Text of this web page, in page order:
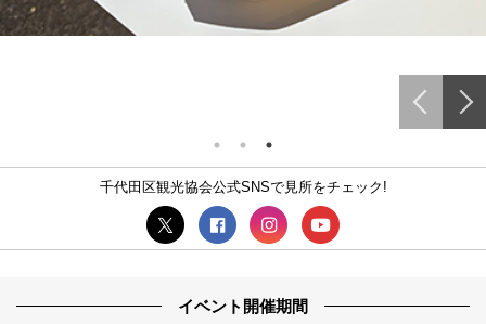
千代田区観光協会公式SNSで見所をチェック!
イベント開催期間